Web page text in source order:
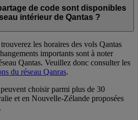
de code sont disponibles
intérieur de Qantas ?
les horaires des vols Qantas
importants sont à noter
Qantas. Veuillez donc consulter les
du réseau Qanras.
choisir parmi plus de 30
et en Nouvelle-Zélande proposées